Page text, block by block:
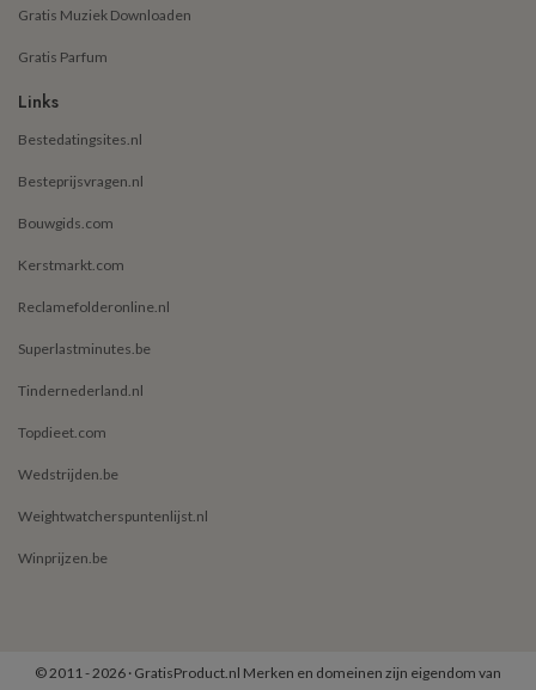
Gratis Muziek Downloaden
Gratis Parfum
Links
Bestedatingsites.nl
Besteprijsvragen.nl
Bouwgids.com
Kerstmarkt.com
Reclamefolderonline.nl
Superlastminutes.be
Tindernederland.nl
Topdieet.com
Wedstrijden.be
Weightwatcherspuntenlijst.nl
Winprijzen.be
© 2011 - 2026 · GratisProduct.nl Merken en domeinen zijn eigendom van